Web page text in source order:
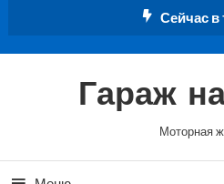
Сейчас в
Гараж
Моторная